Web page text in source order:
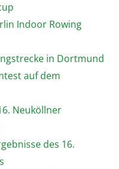
Indoor Rowing
in Dortmund
auf dem
Neuköllner
des 16.